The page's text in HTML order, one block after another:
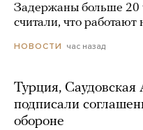
Задержаны больше 20
считали, что
НОВОСТИ час назад
Турция,
подписали
обороне